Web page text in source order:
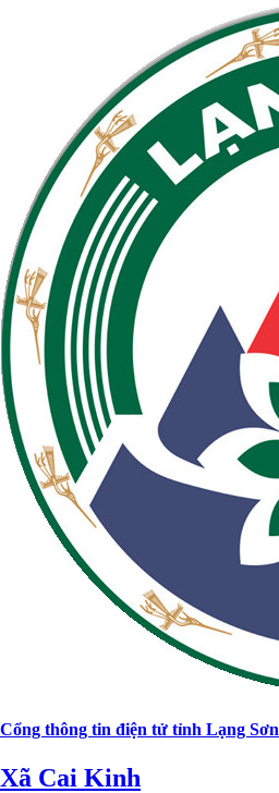
Cổng thông tin điện tử tỉnh Lạng Sơn
Xã Cai Kinh